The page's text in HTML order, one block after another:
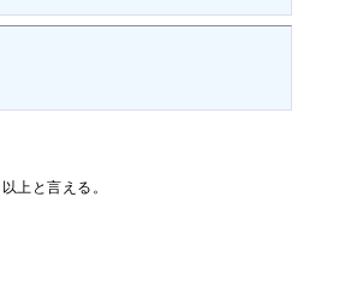
以上と言える。